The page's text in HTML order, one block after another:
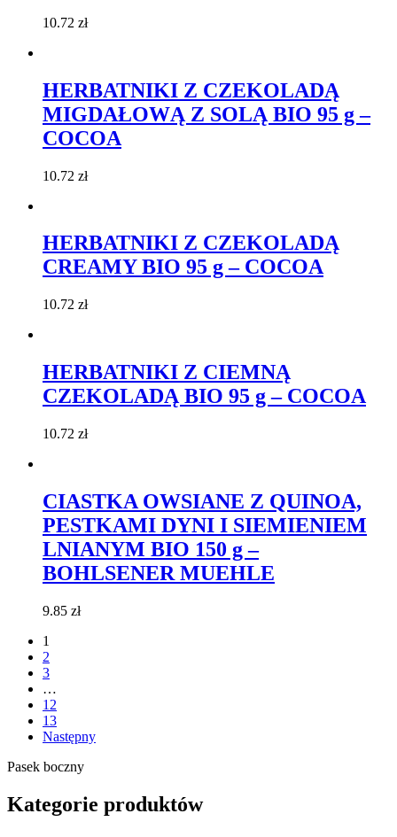
10.72 zł
HERBATNIKI Z CZEKOLADĄ
MIGDAŁOWĄ Z SOLĄ BIO 95 g –
COCOA
10.72 zł
HERBATNIKI Z CZEKOLADĄ
CREAMY BIO 95 g – COCOA
10.72 zł
HERBATNIKI Z CIEMNĄ
CZEKOLADĄ BIO 95 g – COCOA
10.72 zł
CIASTKA OWSIANE Z QUINOA,
PESTKAMI DYNI I SIEMIENIEM
LNIANYM BIO 150 g –
BOHLSENER MUEHLE
9.85 zł
1
2
3
…
12
13
Następny
Pasek boczny
Kategorie produktów